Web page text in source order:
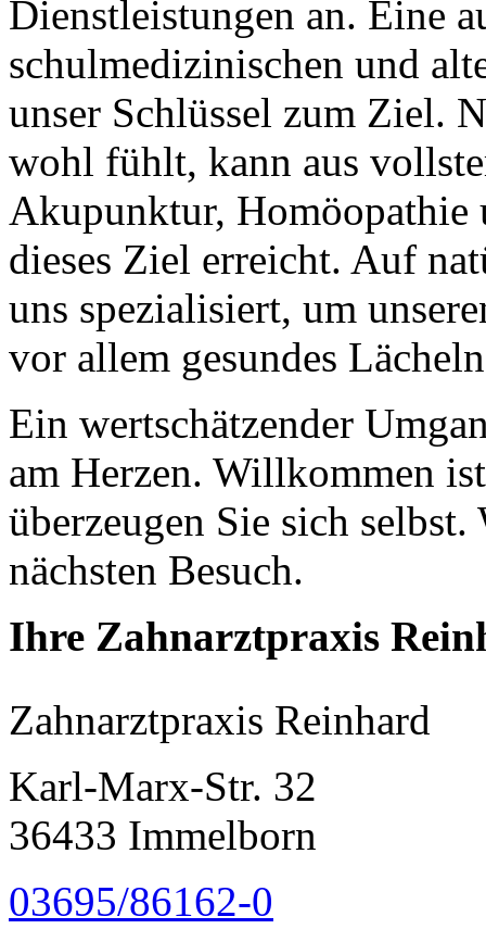
Dienstleistungen an. Eine
schulmedizinischen und
unser Schlüssel zum Ziel.
wohl fühlt, kann aus
Akupunktur, Homöopathie
dieses Ziel erreicht. Auf
uns spezialisiert, um
vor allem gesundes
Ein wertschätzender
am Herzen. Willkommen
überzeugen Sie sich
nächsten Besuch.
Ihre Zahnarztpraxis
Zahnarztpraxis Reinhard
Karl-Marx-Str. 32
36433 Immelborn
03695/86162-0